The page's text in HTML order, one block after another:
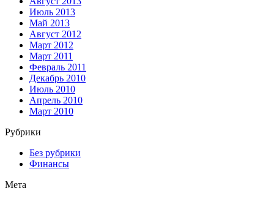
Июль 2013
Май 2013
Август 2012
Март 2012
Март 2011
Февраль 2011
Декабрь 2010
Июль 2010
Апрель 2010
Март 2010
Рубрики
Без рубрики
Финансы
Мета